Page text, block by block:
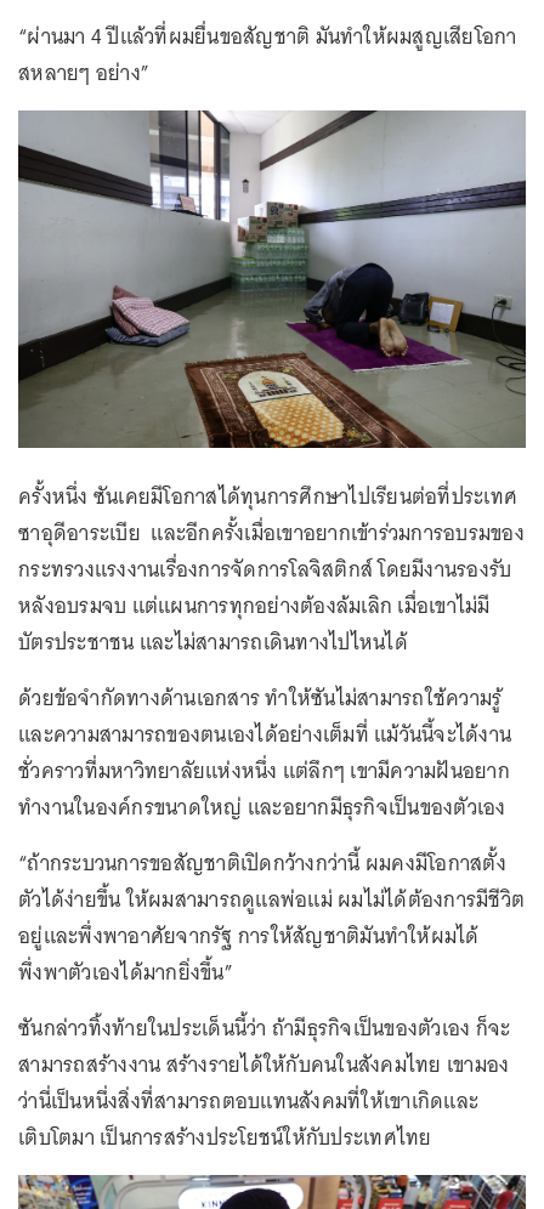
“ผ่านมา 4 ปีแล้วที่ผมยื่นขอสัญชาติ มันทำให้ผมสูญเสียโอกา
สหลายๆ อย่าง”
ครั้งหนึ่ง ซันเคยมีโอกาสได้ทุนการศึกษาไปเรียนต่อที่ประเทศ
ซาอุดีอาระเบีย และอีกครั้งเมื่อเขาอยากเข้าร่วมการอบรมของ
กระทรวงแรงงานเรื่องการจัดการโลจิสติกส์ โดยมีงานรองรับ
หลังอบรมจบ แต่แผนการทุกอย่างต้องล้มเลิก เมื่อเขาไม่มี
บัตรประชาชน และไม่สามารถเดินทางไปไหนได้
ด้วยข้อจำกัดทางด้านเอกสาร ทำให้ซันไม่สามารถใช้ความรู้
และความสามารถของตนเองได้อย่างเต็มที่ แม้วันนี้จะได้งาน
ชั่วคราวที่มหาวิทยาลัยแห่งหนึ่ง แต่ลึกๆ เขามีความฝันอยาก
ทำงานในองค์กรขนาดใหญ่ และอยากมีธุรกิจเป็นของตัวเอง
“ถ้ากระบวนการขอสัญชาติเปิดกว้างกว่านี้ ผมคงมีโอกาสตั้ง
ตัวได้ง่ายขึ้น ให้ผมสามารถดูแลพ่อแม่ ผมไม่ได้ต้องการมีชีวิต
อยู่และพึ่งพาอาศัยจากรัฐ การให้สัญชาติมันทำให้ผมได้
พึ่งพาตัวเองได้มากยิ่งขึ้น”
ซันกล่าวทิ้งท้ายในประเด็นนี้ว่า ถ้ามีธุรกิจเป็นของตัวเอง ก็จะ
สามารถสร้างงาน สร้างรายได้ให้กับคนในสังคมไทย เขามอง
ว่านี่เป็นหนึ่งสิ่งที่สามารถตอบแทนสังคมที่ให้เขาเกิดและ
เติบโตมา เป็นการสร้างประโยชน์ให้กับประเทศไทย